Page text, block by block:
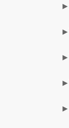
►
►
►
►
►